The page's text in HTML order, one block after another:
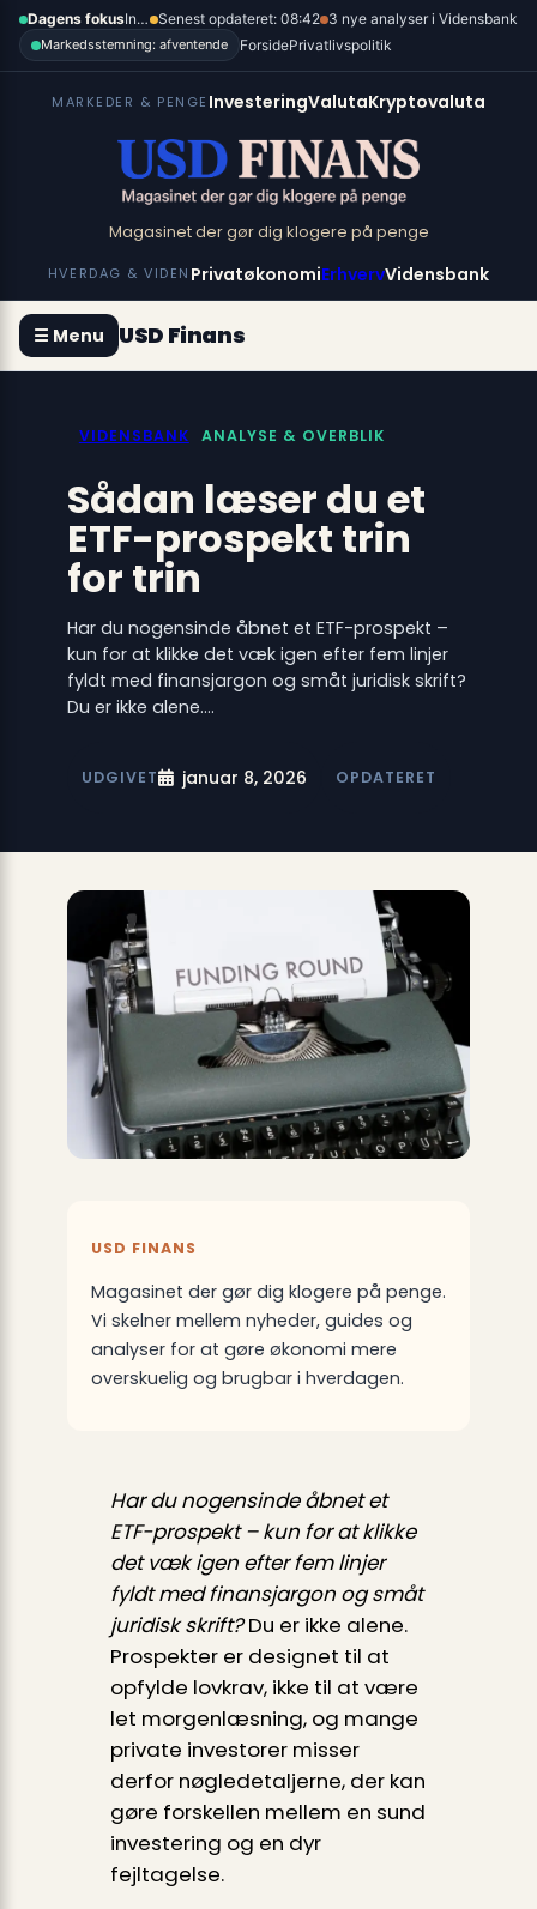
Spring
indhold
Dagens fokus Inflation, renter og dollar Senest opdateret: 08:42 3 nye analyser i Vidensbank
Markedsstemning: afventende ForsidePrivatlivspolitik
MARKEDER & PENGE InvesteringValutaKryptovaluta
Magasinet der gør dig klogere på penge
HVERDAG & VIDEN PrivatøkonomiErhvervVidensbank
☰ Menu USD Finans
VIDENSBANK ANALYSE & OVERBLIK
Sådan læser du et
ETF-prospekt trin
for trin
Har du nogensinde åbnet et ETF-prospekt –
kun for at klikke det væk igen efter fem linjer
fyldt med finansjargon og småt juridisk skrift?
Du er ikke alene.…
UDGIVET januar 8, 2026 OPDATERET
USD FINANS
Magasinet der gør dig klogere på penge.
Vi skelner mellem nyheder, guides og
analyser for at gøre økonomi mere
overskuelig og brugbar i hverdagen.
Har du nogensinde åbnet et
ETF-prospekt – kun for at klikke
det væk igen efter fem linjer
fyldt med finansjargon og småt
juridisk skrift?Du er ikke alene.
Prospekter er designet til at
opfylde lovkrav, ikke til at være
let morgenlæsning, og mange
private investorer misser
derfor nøgledetaljerne, der kan
gøre forskellen mellem en sund
investering og en dyr
fejltagelse.